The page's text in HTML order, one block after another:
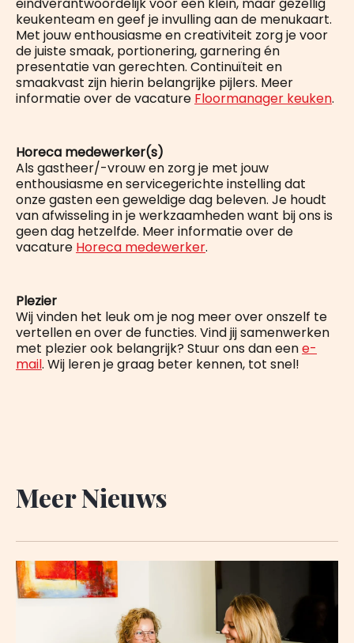
keukenteam en geef je invulling aan de menukaart.
Met jouw enthousiasme en creativiteit zorg je voor
de juiste smaak, portionering, garnering én
presentatie van gerechten. Continuïteit en
smaakvast zijn hierin belangrijke pijlers. Meer
informatie over de vacature Floormanager keuken.
Horeca medewerker(s)
Als gastheer/-vrouw en zorg je met jouw
enthousiasme en servicegerichte instelling dat
onze gasten een geweldige dag beleven. Je houdt
van afwisseling in je werkzaamheden want bij ons is
geen dag hetzelfde. Meer informatie over de
vacature Horeca medewerker.
Plezier
Wij vinden het leuk om je nog meer over onszelf te
vertellen en over de functies. Vind jij samenwerken
met plezier ook belangrijk? Stuur ons dan eene-
mail. Wij leren je graag beter kennen, tot snel!
Meer Nieuws